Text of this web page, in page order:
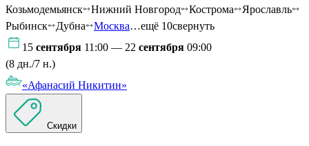
Козьмодемьянск
Нижний Новгород Кострома
Ярославль
Рыбинск
Дубна Москва…ещё 10свернуть
15 сентября 11:00 — 22 сентября 09:00
(8 дн./7 н.)
«Афанасий Никитин»
Скидки